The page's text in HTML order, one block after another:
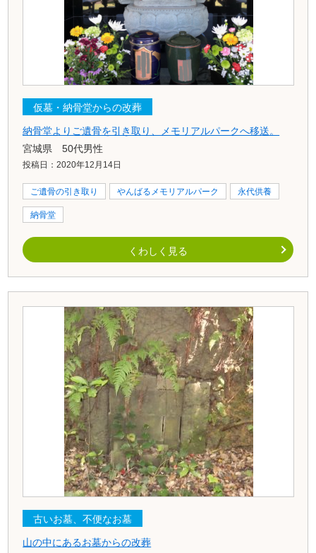
仮墓・納骨堂からの改葬
納骨堂よりご遺骨を引き取り、メモリアルパークへ移送。
宮城県 50代男性
投稿日：2020年12月14日
ご遺骨の引き取り やんばるメモリアルパーク 永代供養
納骨堂
くわしく見る
古いお墓、不便なお墓
山の中にあるお墓からの改葬